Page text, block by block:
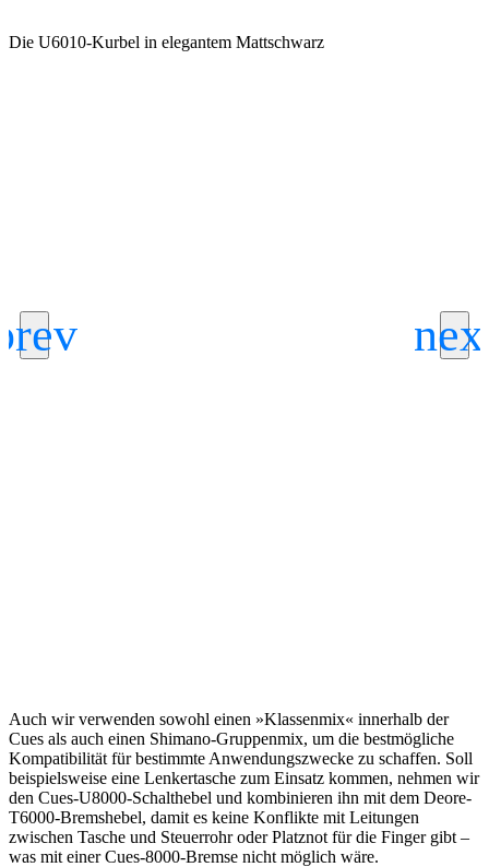
Die U6010-Kurbel in elegantem Mattschwarz
Auch wir verwenden sowohl einen »Klassenmix« innerhalb der
Cues als auch einen Shimano-Gruppenmix, um die bestmögliche
Kompatibilität für bestimmte Anwendungszwecke zu schaffen. Soll
beispielsweise eine Lenkertasche zum Einsatz kommen, nehmen wir
den Cues-U8000-Schalthebel und kombinieren ihn mit dem Deore-
T6000-Bremshebel, damit es keine Konflikte mit Leitungen
zwischen Tasche und Steuerrohr oder Platznot für die Finger gibt –
was mit einer Cues-8000-Bremse nicht möglich wäre.